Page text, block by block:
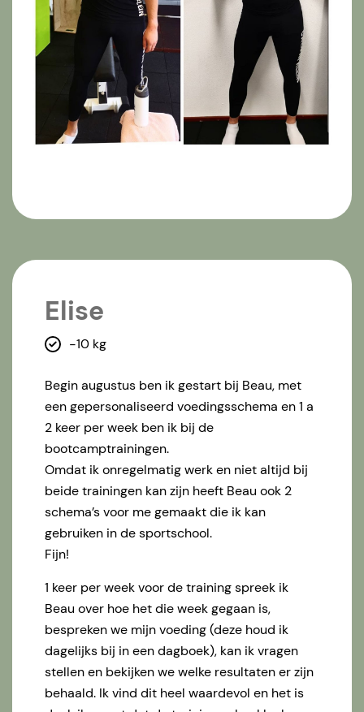
Elise
-10 kg
Begin augustus ben ik gestart bij Beau, met
een gepersonaliseerd voedingsschema en 1 a
2 keer per week ben ik bij de
bootcamptrainingen.
Omdat ik onregelmatig werk en niet altijd bij
beide trainingen kan zijn heeft Beau ook 2
schema’s voor me gemaakt die ik kan
gebruiken in de sportschool.
Fijn!
1 keer per week voor de training spreek ik
Beau over hoe het die week gegaan is,
bespreken we mijn voeding (deze houd ik
dagelijks bij in een dagboek), kan ik vragen
stellen en bekijken we welke resultaten er zijn
behaald. Ik vind dit heel waardevol en het is